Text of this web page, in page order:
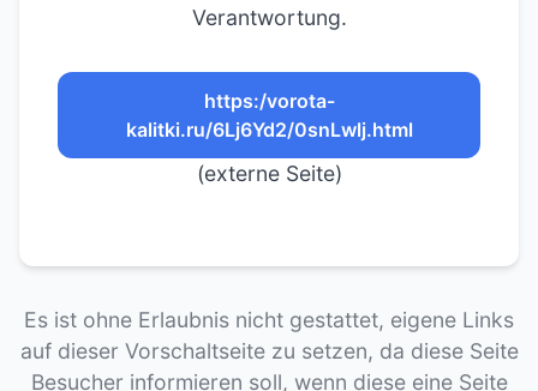
Verantwortung.
https:/vorota-
kalitki.ru/6Lj6Yd2/0snLwlj.html
(externe Seite)
Es ist ohne Erlaubnis nicht gestattet, eigene Links
auf dieser Vorschaltseite zu setzen, da diese Seite
Besucher informieren soll, wenn diese eine Seite